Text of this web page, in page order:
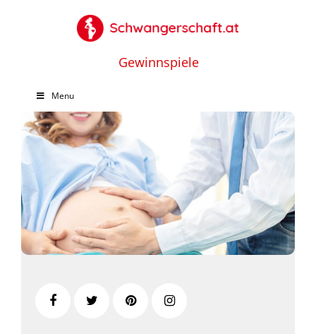
Gewinnspiele
Menu